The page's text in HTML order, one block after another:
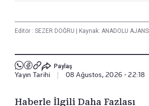
Editör : SEZER DOĞRU Kaynak: ANADOLU AJANSI
Paylaş
Yayın Tarihi 08 Ağustos, 2026 - 22:18
Haberle İlgili Daha Fazlası